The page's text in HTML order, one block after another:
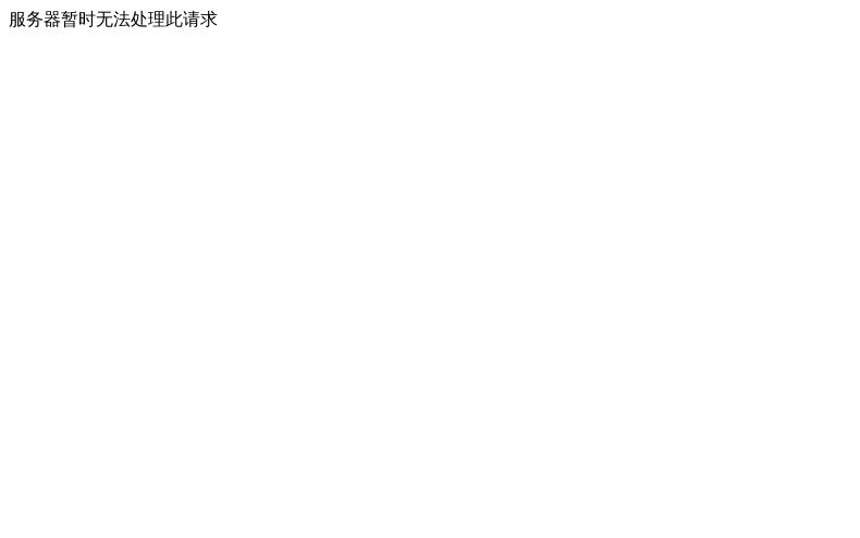
服务器暂时无法处理此请求